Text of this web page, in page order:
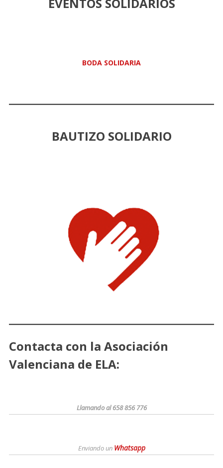
BODA SOLIDARIA
BAUTIZO SOLIDARIO
Contacta con la Asociación
Valenciana de ELA:
Llamando al 658 856 776
Enviando un Whatsapp